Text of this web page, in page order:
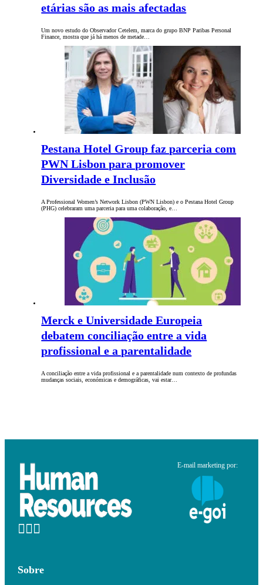
etárias são as mais afectadas
Um novo estudo do Observador Cetelem, marca do grupo BNP Paribas Personal
Finance, mostra que já há menos de metade…
Pestana Hotel Group faz parceria com
PWN Lisbon para promover
Diversidade e Inclusão
A Professional Women’s Network Lisbon (PWN Lisbon) e o Pestana Hotel Group
(PHG) celebraram uma parceria para uma colaboração, e…
Merck e Universidade Europeia
debatem conciliação entre a vida
profissional e a parentalidade
A conciliação entre a vida profissional e a parentalidade num contexto de profundas
mudanças sociais, económicas e demográficas, vai estar…
E-mail marketing por:
Sobre